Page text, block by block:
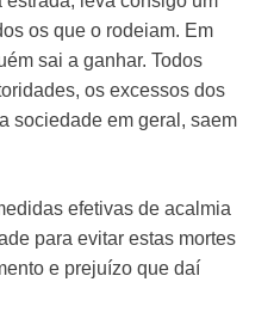
os que o rodeiam. Em
sai a ganhar. Todos
os excessos dos
sociedade em geral, saem
efetivas de acalmia
para evitar estas mortes
e prejuízo que daí